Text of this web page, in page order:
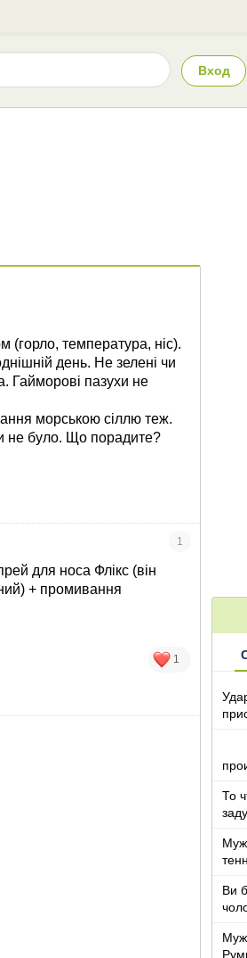
Вход
(горло, температура, ніс).
день. Не зелені чи
Гайморові пазухи не
морською сіллю теж.
не було. Що порадите?
1
для носа Флікс (він
+ промивання
1
То
Муж
Ви